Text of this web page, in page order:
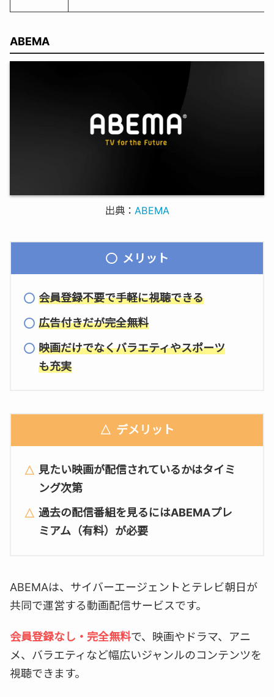
ABEMA
出典： ABEMA
メリット
会員登録不要で手軽に視聴できる
広告付きだが完全無料
映画だけでなくバラエティやスポーツ
も充実
デメリット
見たい映画が配信されているかはタイミ
ング次第
過去の配信番組を見るにはABEMAプレ
ミアム（有料）が必要
ABEMAは、サイバーエージェントとテレビ朝日が
共同で運営する動画配信サービスです。
会員登録なし・完全無料で、映画やドラマ、アニ
メ、バラエティなど幅広いジャンルのコンテンツを
視聴できます。